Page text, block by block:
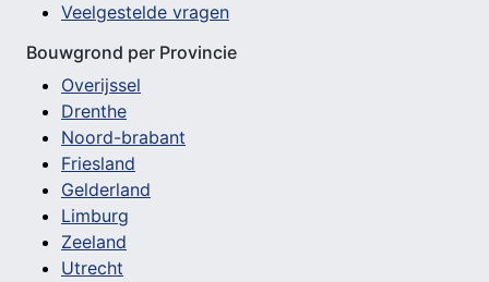
Veelgestelde vragen
Bouwgrond per Provincie
Overijssel
Drenthe
Noord-brabant
Friesland
Gelderland
Limburg
Zeeland
Utrecht